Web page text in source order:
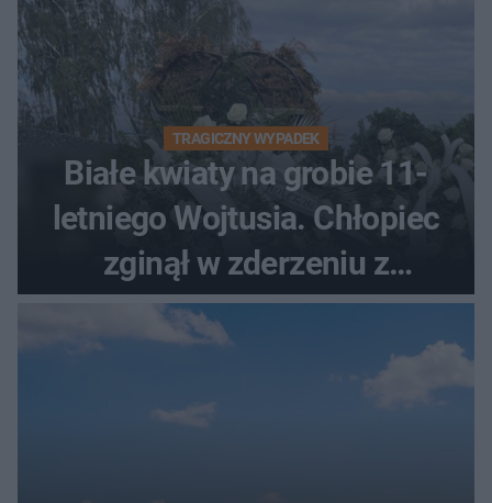
TRAGICZNY WYPADEK
Białe kwiaty na grobie 11-
letniego Wojtusia. Chłopiec
zginął w zderzeniu z
kombajnem